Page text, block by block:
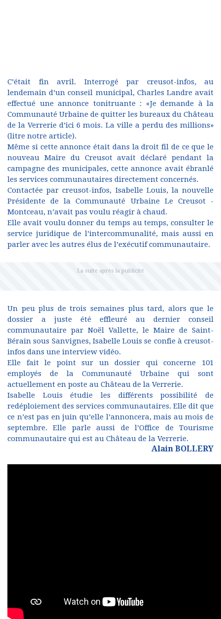
C’était fin avril. Interrogé par creusot-infos, au
lendemain d’un conseil municipal, Charles Landre avait
effectué une annonce tonitruante : «Je demande à la
Communauté Urbaine de quitter les bureaux du Château
de la Verrerie d’ici 6 mois. La ville a perdu des millions»
(litre notre article).
Même si cette annonce était dans la droit fil de ce que le
nouveau Maire du Creusot avait déclaré pendant la
campagne des municipales, cette annonce avait ébranlé
les services communautaires directement concernés.
Contactée par creusot-infos, Isabelle Louis, la nouvelle
Présidente de la Communauté Urbaine Le Creusot -
Montceau, n’avait pas voulu réagir à chaud.
Elle avait voulu donner du temps au temps, consulter le
service juridique de l’intercommunalité, mais aussi en
parler avec les autres élus de l’exécutif communautaire.
Un peu plus de trois semaines plus tard, alors que le
dossier a juste été effleuré au dernier conseil
communautaire par Noël Vallette, le Maire de Saint-
Bérain sous Sanvignes, Isabelle Louis se confie à creusot-
infos dans une interview vidéo.
Elle fait le point sur un dossier qui concerne 101
employés de la Communauté Urbaine qui sont
actuellement en poste au Château de la Verrerie.
Isabelle Louis étudie les différents possibilité de
redéploiement des services communautaires. Elle dit que
ce n’est pas en juin qu’elle l’annoncera, mais au mois de
septembre. Elle parle aussi de l’Office de Tourisme
communautaire qui est au Château de la Verrerie.
Alain BOLLERY